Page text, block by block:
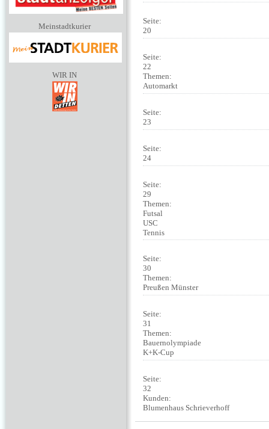
Meinstadtkurier
WIR IN
Seite:
20
Seite:
22
Themen:
Automarkt
Seite:
23
Seite:
24
Seite:
29
Themen:
Futsal
USC
Tennis
Seite:
30
Themen:
Preußen Münster
Seite:
31
Themen:
Bauernolympiade
K+K-Cup
Seite:
32
Kunden:
Blumenhaus Schrieverhoff